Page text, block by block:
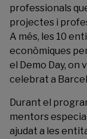
professionals
projectes i
A més, les 10
econòmiques
el Demo Day, on
celebrat a
Durant el
mentors
ajudat a les